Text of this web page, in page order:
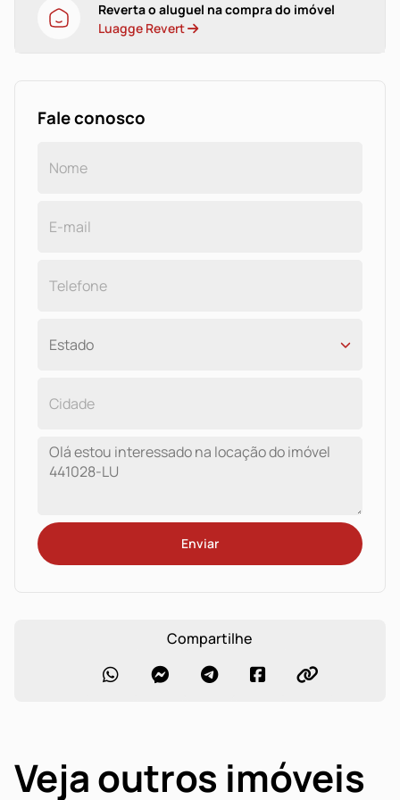
Reverta o aluguel na compra do imóvel
Luagge Revert
Fale conosco
Enviar
Compartilhe
Veja outros imóveis